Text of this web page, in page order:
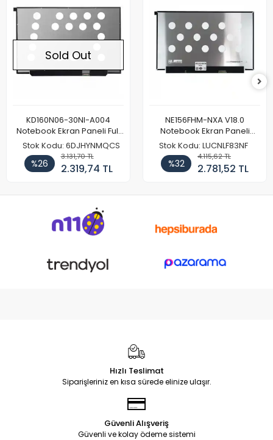
Sold Out
KD160N06-30NI-A004
Notebook Ekran Paneli Full
HD
Stok Kodu: 6DJHYNMQCS
%26
3.131,70 TL
2.319,74 TL
NE156FHM-NXA V18.0
Notebook Ekran Paneli
144Hz
Stok Kodu: LUCNLF83NF
%32
4.115,62 TL
2.781,52 TL
Hızlı Teslimat
Siparişleriniz en kısa sürede elinize ulaşır.
Güvenli Alışveriş
Güvenli ve kolay ödeme sistemi